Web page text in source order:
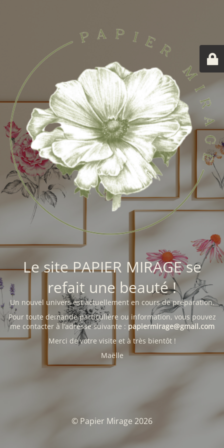
Le site PAPIER MIRAGE se
refait une beauté !
Un nouvel univers est actuellement en cours de préparation.
Pour toute demande particulière ou information, vous pouvez
me contacter à l’adresse suivante : papiermirage@gmail.com
Merci de votre visite et à très bientôt !
Maëlle
© Papier Mirage 2026